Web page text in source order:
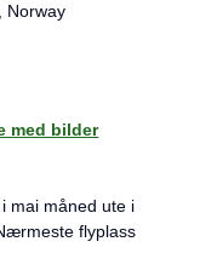
Norway
med bilder
mai måned ute i
flyplass